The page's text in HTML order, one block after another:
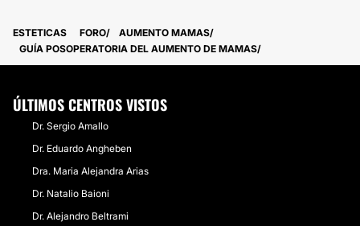
ESTETICAS FORO
AUMENTO MAMAS
GUÍA POSOPERATORIA DEL AUMENTO DE MAMAS
ÚLTIMOS CENTROS VISTOS
Dr. Sergio Amallo
Dr. Eduardo Angheben
Dra. Maria Alejandra Arias
Dr. Natalio Baioni
Dr. Alejandro Beltrami